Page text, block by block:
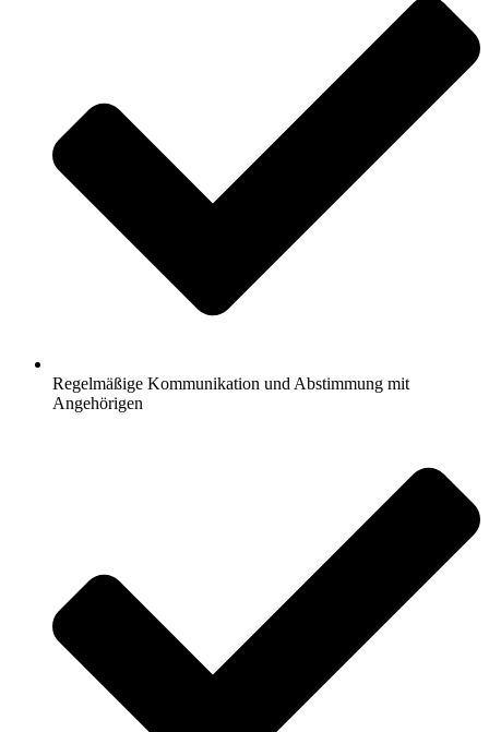
Regelmäßige Kommunikation und Abstimmung mit
Angehörigen